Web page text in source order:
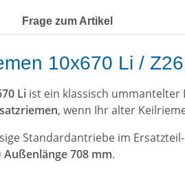
Frage zum Artikel
10x670 Li /
Li ist ein klassisch
, wenn Ihr alter
Standardantriebe im
Außenlänge 708 mm.